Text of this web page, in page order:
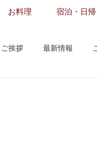
お料理 宿泊・日
ご挨拶 最新情報